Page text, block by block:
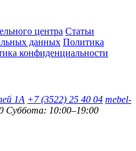
центра Статьи
данных Политика
конфиденциальности
1А +7 (3522) 25 40 04 mebel-
Суббота: 10:00–19:00